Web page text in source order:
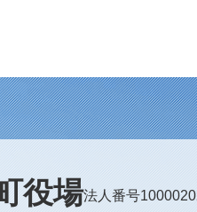
役場法人番号